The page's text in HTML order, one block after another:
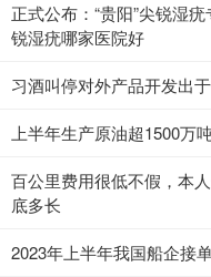
正式公布：“贵阳”尖锐湿
锐湿疣哪家医院好
习酒叫停对外产品开发出
上半年生产原油超1500万
百公里费用很低不假，本
底多长
2023年上半年我国船企接